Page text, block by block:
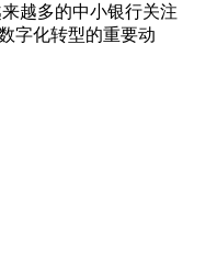
越多的中小银行关注
字化转型的重要动